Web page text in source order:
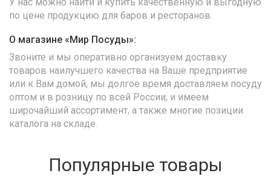
У нас можно найти и купить качественную и выгодную
по цене продукцию для баров и ресторанов.
О магазине «Мир Посуды»:
Звоните и мы оперативно организуем доставку
товаров наилучшего качества на Ваше предприятие
или к Вам домой, мы долгое время доставляем посуду
оптом и в розницу по всей России, и имеем
широчайший ассортимент, а также многие позиции
каталога на складе.
Популярные товары